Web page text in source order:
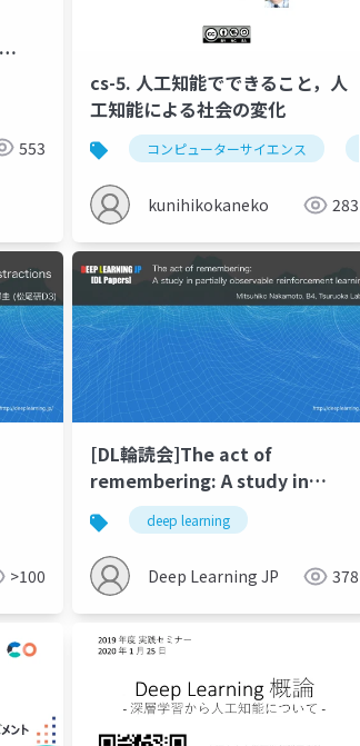
553
cs-5. 人工知能でできること，人
工知能による社会の変化
コンピューターサイエンス
kunihikokaneko 283
>100
[DL輪読会]The act of
remembering: A study in
partially observable
reinforcement learning
deep learning
Deep Learning JP 378